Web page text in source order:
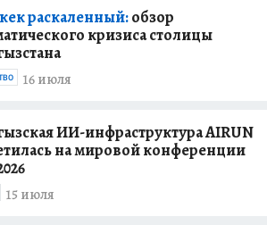
раскаленный:обзор
кризиса столицы
16 июля
ИИ-инфраструктура AIRUN
на мировой конференции
15 июля